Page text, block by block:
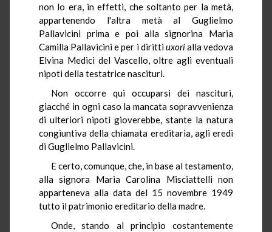
non lo era, in effetti, che soltanto per la metà,
appartenendo l'altra metà al Guglielmo
Pallavicini prima e poi alla signorina Maria
Camilla Pallavicini e per i dirittiuxorialla vedova
Elvina Medici del Vascello, oltre agli eventuali
nipoti della testatrice nascituri.
Non occorre qui occuparsi dei nascituri,
giacché in ogni caso la mancata sopravvenienza
di ulteriori nipoti gioverebbe, stante la natura
congiuntiva della chiamata ereditaria, agli eredi
di Guglielmo Pallavicini.
E certo, comunque, che, in base al testamento,
alla signora Maria Carolina Misciattelli non
apparteneva alla data del 15 novembre 1949
tutto il patrimonio ereditario della madre.
Onde, stando al principio costantemente